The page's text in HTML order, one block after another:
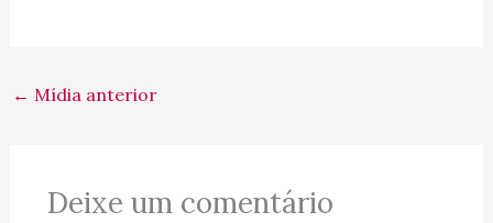
← Mídia anterior
Deixe um comentário